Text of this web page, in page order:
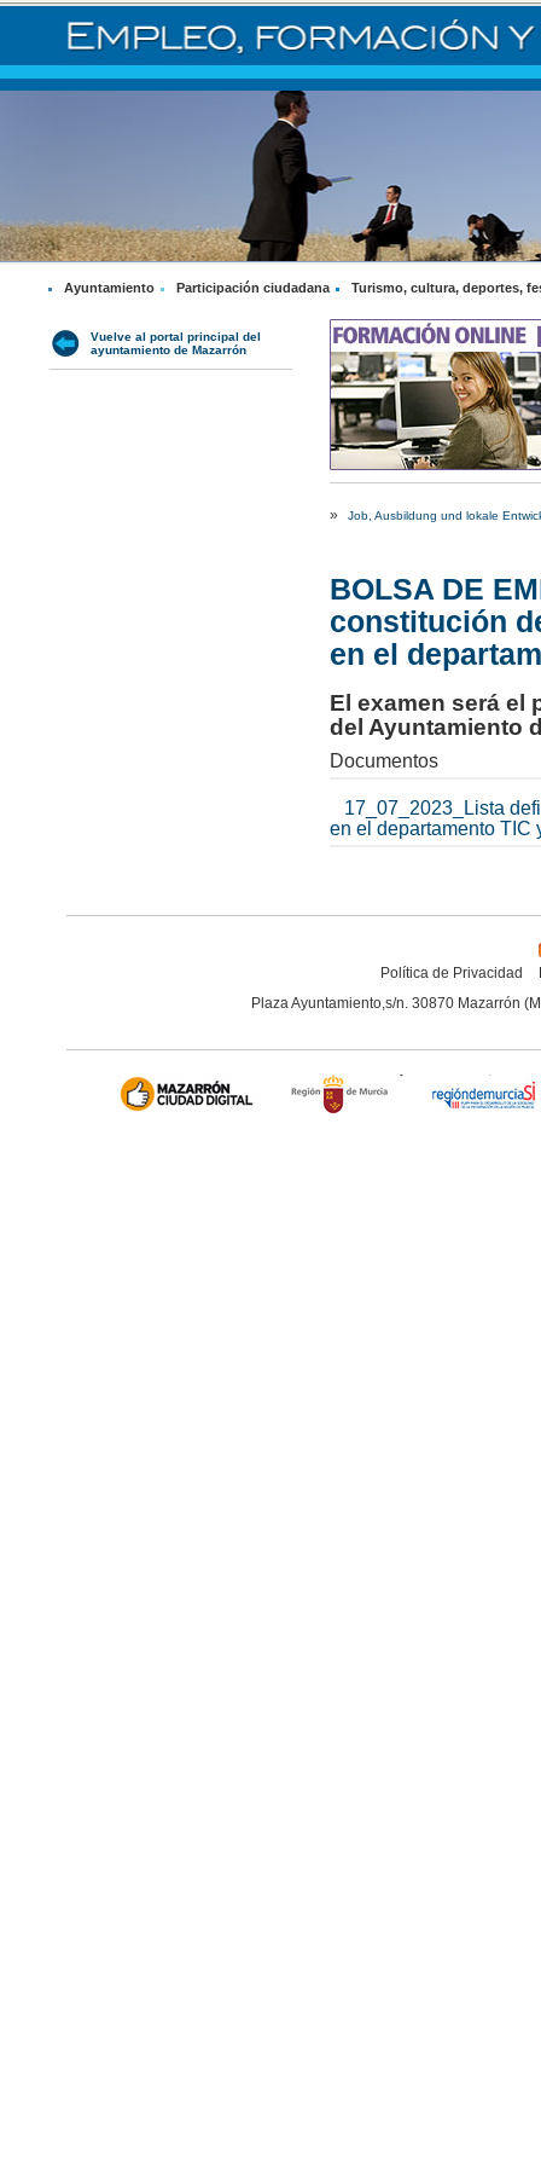
Ayuntamiento Participación ciudadana Turismo, cultura, deportes,
Vuelve al portal principal del
ayuntamiento de Mazarrón
» Job, Ausbildung und lokale
BOLSA DE
constitución
en el
El examen será el
del Ayuntamiento
Documentos
17_07_2023_Lista
en el departamento TIC
Política de Privacidad
Plaza Ayuntamiento,s/n. 30870 Mazarrón